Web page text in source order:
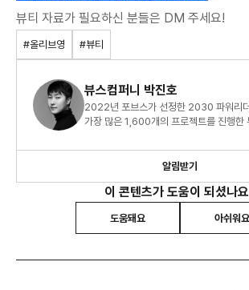
뷰티 자료가 필요하신 분들은 DM 주세요!
#올리브영 #뷰티
뷰스컴퍼니 박진호
2022년 포브스가 선정한 2030 파워리
가장 많은 1,600개의 프로젝트를 진행한
알림받기
이 콘텐츠가 도움이 되셨나
도움돼요 아쉬워요